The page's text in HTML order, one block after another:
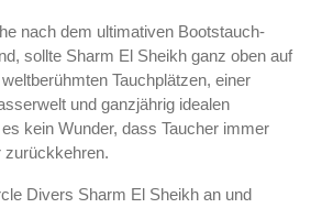
nach dem ultimativen Bootstauch-
sollte Sharm El Sheikh ganz oben auf
Tauchplätzen, einer
und ganzjährig idealen
kein Wunder, dass Taucher immer
zurückkehren.
Divers Sharm El Sheikh an und